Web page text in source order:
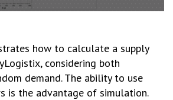
how to calculate a supply
considering both
demand. The ability to use
is the advantage of simulation.